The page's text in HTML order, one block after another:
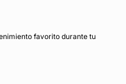
favorito durante tu